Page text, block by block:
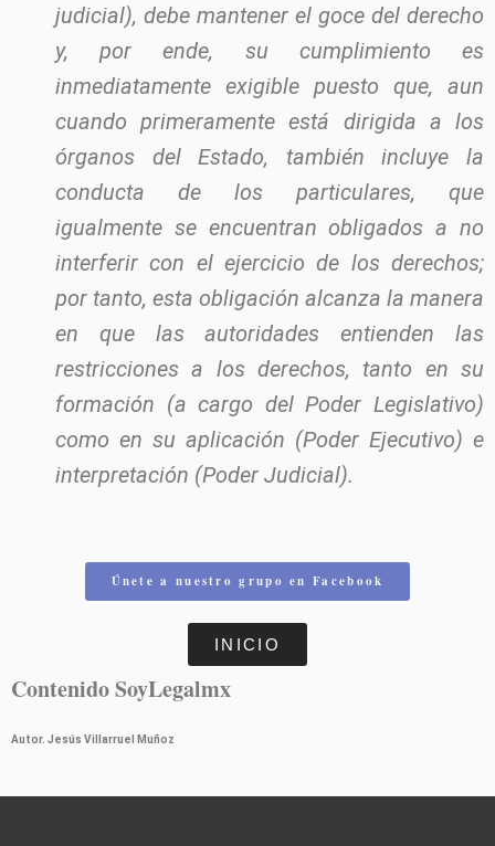
judicial), debe mantener el goce del derecho
y, por ende, su cumplimiento es
inmediatamente exigible puesto que, aun
cuando primeramente está dirigida a los
órganos del Estado, también incluye la
conducta de los particulares, que
igualmente se encuentran obligados a no
interferir con el ejercicio de los derechos;
por tanto, esta obligación alcanza la manera
en que las autoridades entienden las
restricciones a los derechos, tanto en su
formación (a cargo del Poder Legislativo)
como en su aplicación (Poder Ejecutivo) e
interpretación (Poder Judicial).
Únete a nuestro grupo en Facebook
INICIO
Contenido SoyLegalmx
Autor. Jesús Villarruel Muñoz